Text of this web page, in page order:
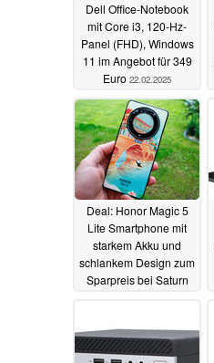
Dell Office-Notebook
mit Core i3, 120-Hz-
Panel (FHD), Windows
11 im Angebot für 349
Euro 22.02.2025
Deal: Honor Magic 5
Lite Smartphone mit
starkem Akku und
schlankem Design zum
Sparpreis bei Saturn